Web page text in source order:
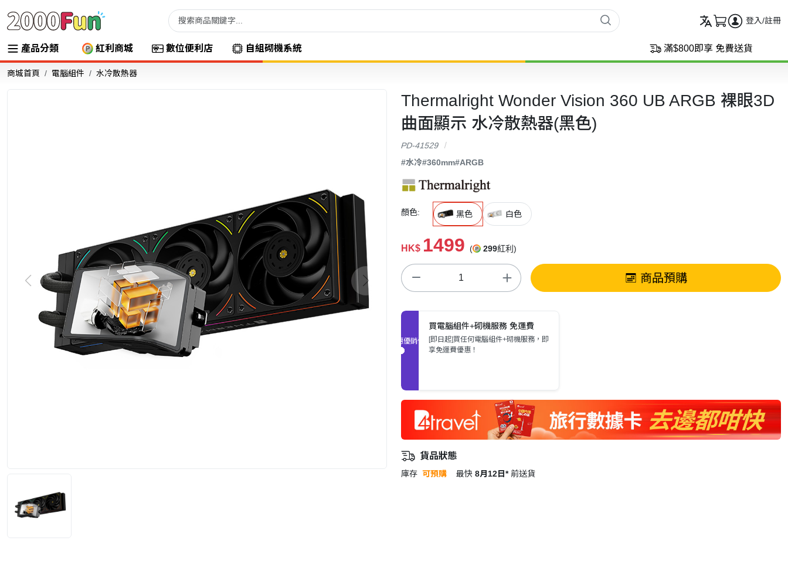
登入/註冊
產品分類 紅利商城 數位便利店 自組砌機系統 滿$800即享 免費送貨
商城首頁 電腦組件 水冷散熱器
Thermalright Wonder Vision 360 UB ARGB 裸眼3D
曲面顯示 水冷散熱器(黑色)
PD-41529
#水冷#360mm#ARGB
顏色: 黑色 白色
HK$ 1499 ( 299紅利)
商品預購
促銷優惠
買電腦組件+砌機服務 免運費
[即日起]買任何電腦組件+砌機服務，即
享免運費優惠！
貨品狀態
庫存 可預購 最快 8月12日* 前送貨